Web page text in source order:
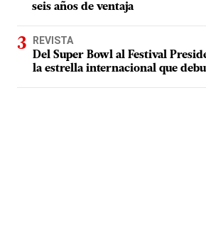
seis años de ventaja
REVISTA
Del Super Bowl al Festival
la estrella internacional que